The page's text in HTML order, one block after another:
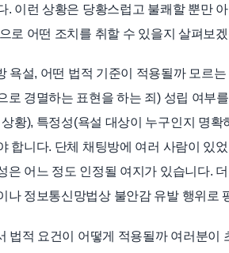
. 이런 상황은 당황스럽고 불쾌할 뿐만
로 어떤 조치를 취할 수 있을지 살펴보
욕설, 어떤 법적 기준이 적용될까 모르
로 경멸하는 표현을 하는 죄) 성립 여부
황), 특정성(욕설 대상이 누구인지 명
합니다. 단체 채팅방에 여러 사람이 있
은 어느 정도 인정될 여지가 있습니다.
나 정보통신망법상 불안감 유발 행위로
법적 요건이 어떻게 적용될까 여러분이